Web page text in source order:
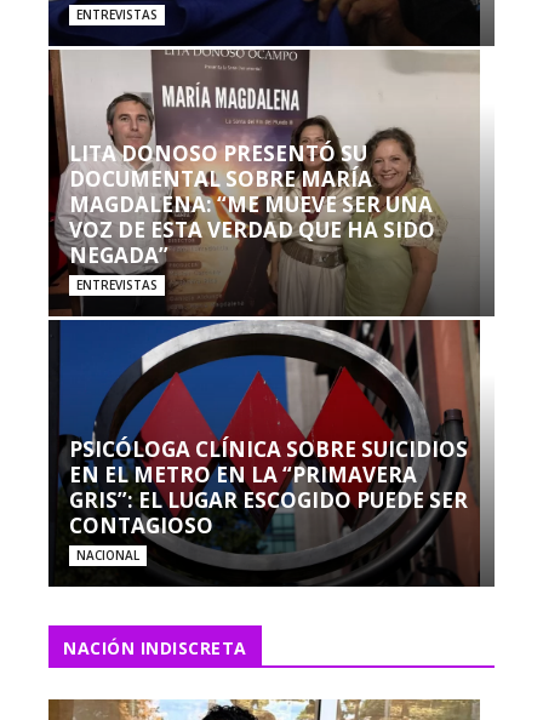
ENTREVISTAS
LITA DONOSO PRESENTÓ SU
DOCUMENTAL SOBRE MARÍA
MAGDALENA: “ME MUEVE SER UNA
VOZ DE ESTA VERDAD QUE HA SIDO
NEGADA”
ENTREVISTAS
PSICÓLOGA CLÍNICA SOBRE SUICIDIOS
EN EL METRO EN LA “PRIMAVERA
GRIS”: EL LUGAR ESCOGIDO PUEDE SER
CONTAGIOSO
NACIONAL
NACIÓN INDISCRETA